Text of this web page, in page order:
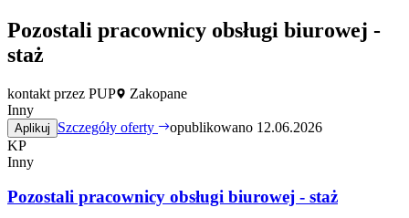
Pozostali pracownicy obsługi biurowej -
staż
kontakt przez PUP
Zakopane
Inny
Aplikuj Szczegóły oferty
opublikowano 12.06.2026
KP
Inny
Pozostali pracownicy obsługi biurowej - staż